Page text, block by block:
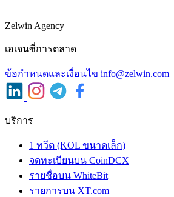
Zelwin Agency
เอเจนซี่การตลาด
ข้อกําหนดและเงื่อนไข info@zelwin.com
บริการ
1 ทวีต (KOL ขนาดเล็ก)
จดทะเบียนบน CoinDCX
รายชื่อบน WhiteBit
รายการบน XT.com